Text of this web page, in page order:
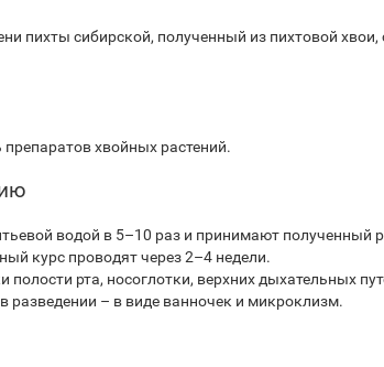
пихты сибирской, полученный из пихтовой
хвойных растений.
водой в 5–10 раз и принимают полученный
курс проводят через 2–4 недели.
рта, носоглотки, верхних дыхательных
разведении – в виде ванночек и микроклизм.